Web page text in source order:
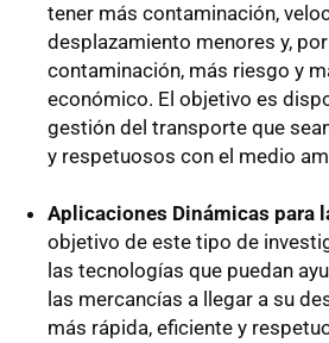
tener más contaminación,
desplazamiento menores y,
contaminación, más riesgo y
económico. El objetivo es
gestión del transporte que
y respetuosos con el medio
Aplicaciones Dinámicas para
objetivo de este tipo de
las tecnologías que puedan
las mercancías a llegar a su
más rápida, eficiente y